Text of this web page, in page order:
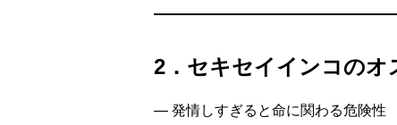
2．セキセイインコのオ
— 発情しすぎると命に関わる危険性